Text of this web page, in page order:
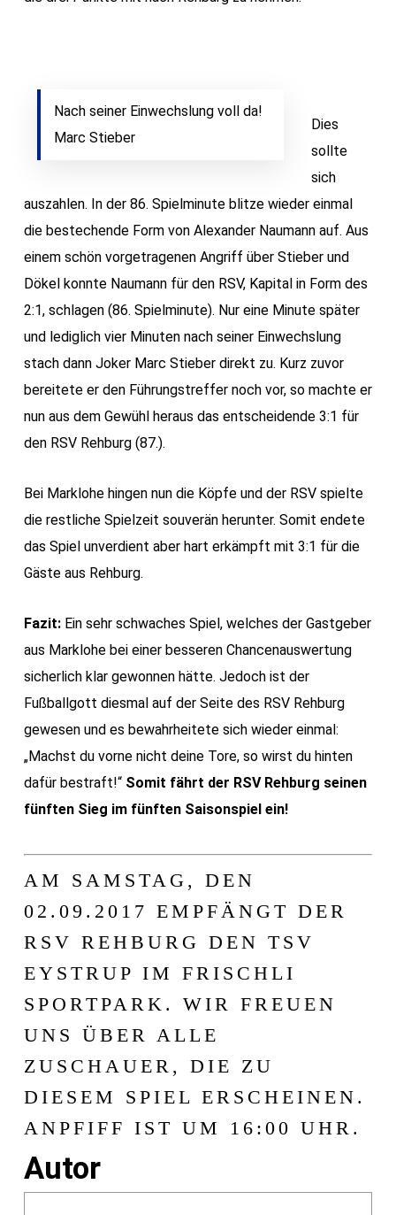
Nach seiner Einwechslung voll da!
Marc Stieber
Dies
sollte
sich
auszahlen. In der 86. Spielminute blitze wieder einmal
die bestechende Form von Alexander Naumann auf. Aus
einem schön vorgetragenen Angriff über Stieber und
Dökel konnte Naumann für den RSV, Kapital in Form des
2:1, schlagen (86. Spielminute). Nur eine Minute später
und lediglich vier Minuten nach seiner Einwechslung
stach dann Joker Marc Stieber direkt zu. Kurz zuvor
bereitete er den Führungstreffer noch vor, so machte er
nun aus dem Gewühl heraus das entscheidende 3:1 für
den RSV Rehburg (87.).
Bei Marklohe hingen nun die Köpfe und der RSV spielte
die restliche Spielzeit souverän herunter. Somit endete
das Spiel unverdient aber hart erkämpft mit 3:1 für die
Gäste aus Rehburg.
Fazit:Ein sehr schwaches Spiel, welches der Gastgeber
aus Marklohe bei einer besseren Chancenauswertung
sicherlich klar gewonnen hätte. Jedoch ist der
Fußballgott diesmal auf der Seite des RSV Rehburg
gewesen und es bewahrheitete sich wieder einmal:
„Machst du vorne nicht deine Tore, so wirst du hinten
dafür bestraft!“ Somit fährt der RSV Rehburg seinen
fünften Sieg im fünften Saisonspiel ein!
AM SAMSTAG, DEN
02.09.2017 EMPFÄNGT DER
RSV REHBURG DEN TSV
EYSTRUP IM FRISCHLI
SPORTPARK. WIR FREUEN
UNS ÜBER ALLE
ZUSCHAUER, DIE ZU
DIESEM SPIEL ERSCHEINEN.
ANPFIFF IST UM 16:00 UHR.
Autor